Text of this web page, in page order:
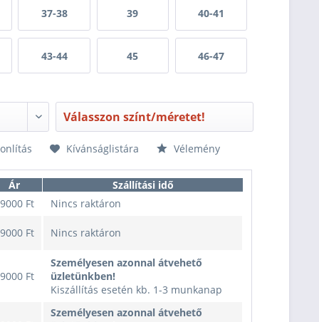
37-38 39 40-41
43-44 45 46-47
Válasszon színt/méretet!
Kívánságlistára Vélemény
Ár
Szállítási idő
Ft
Nincs raktáron
Ft Nincs raktáron
Ft
Személyesen azonnal átvehető
üzletünkben!
Kiszállítás esetén kb. 1-3 munkanap
Személyesen azonnal átvehető